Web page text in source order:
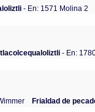
- En: 1571 Molina 2
- En:
Frialdad de